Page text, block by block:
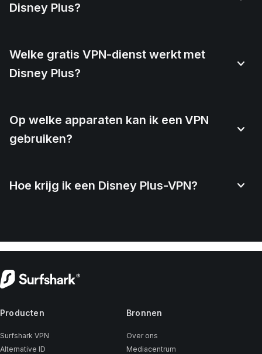
Disney Plus?
Welke gratis VPN-dienst werkt met
Disney Plus?
Op welke apparaten kan ik een VPN
gebruiken?
Hoe krijg ik een Disney Plus-VPN?
Producten
Surfshark VPN
Alternative ID
Bronnen
Over ons
Mediacentrum